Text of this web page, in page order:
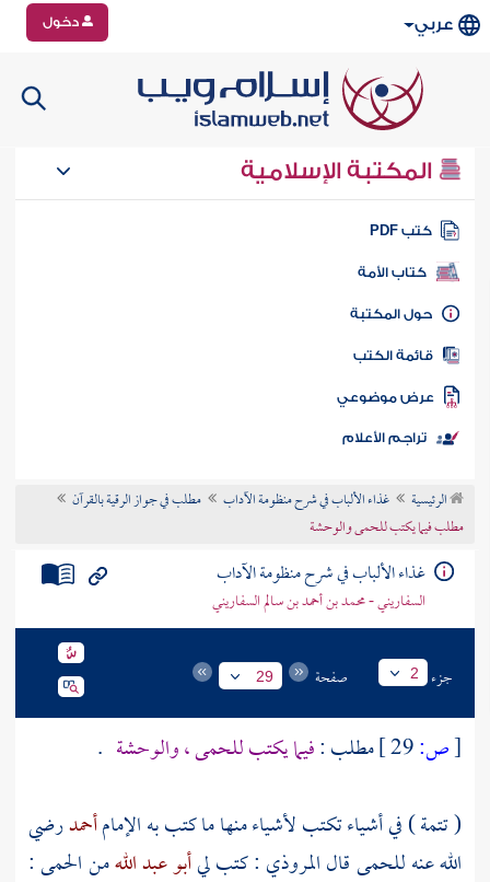
عربي دخول
المكتبة الإسلامية
كتب PDF
كتاب الأمة
المكتبة
الكتب
موضوعي
تراجم الأعلام
الرئيسية غذاء الألباب في شرح منظومة الآداب
مطلب في جواز الرقية بالقرآن
مطلب فيما يكتب للحمى والوحشة
غذاء الألباب في شرح منظومة الآداب
السفاريني - محمد بن أحمد بن سالم السفاريني
جزء 2 صفحة 29
[ص: مطلب :فيما يكتب للحمى ، والوحشة .
( تتمة ) في أشياء تكتب لأشياء منها ما كتب به الإمامأحمدرضي
الله عنه للحمى قالالمروذي : كتب ليأبو عبد اللهمن الحمى :